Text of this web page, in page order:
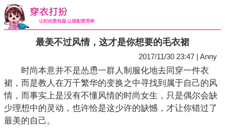
最美不过风情，这才是你想要的毛衣裙
2017/11/30 23:47 | Anny
时尚本意并不是怂恿一群人制服化地去同穿一件衣
裙，而是教人在万千繁华的变换之中寻找到属于自己的风
情，而事实上是没有不懂风情的时尚女生，只是偶尔会缺
少理想中的灵动，也许恰是这少许的缺憾，才让你错过了
最美的自己。